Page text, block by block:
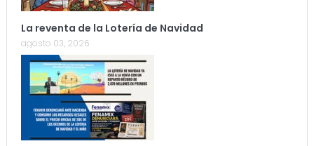
La reventa de la Lotería de Navidad
agosto 03, 2026